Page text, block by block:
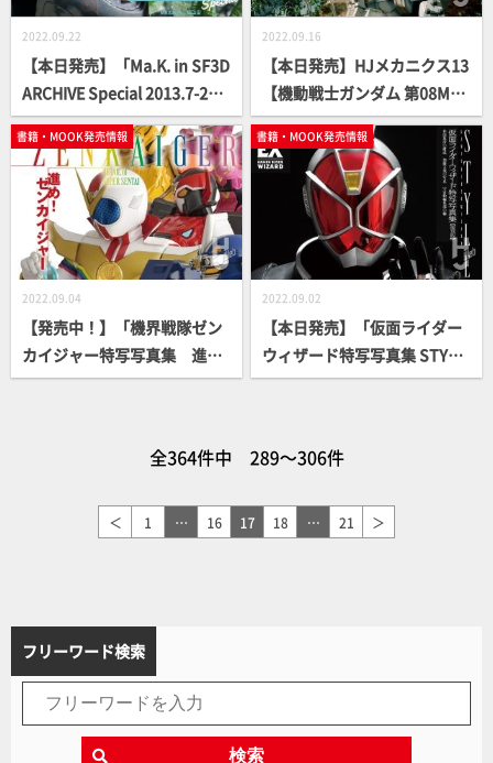
2022.09.22
【本日発売】「Ma.K. in SF3D
ARCHIVE Special 2013.7-201
5.12 vol.4」【MAX渡辺×横
山宏】
2022.09.16
【本日発売】HJメカニクス13
【機動戦士ガンダム 第08MS
小隊】
書籍・MOOK発売情報
2022.09.04
【発売中！】「機界戦隊ゼン
カイジャー特写写真集 進
め！ゼンカイジャー」【スー
書籍・MOOK発売情報
2022.09.02
【本日発売】「仮面ライダー
ウィザード特写写真集 STYLE
【復刻版】」【仮面ライダ
全364件中 289～306件
＜ 1 … 16 17 18 … 21 ＞
フリーワード検索
検索